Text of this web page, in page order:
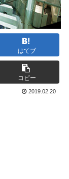
はてブ
コピー
2019.02.20